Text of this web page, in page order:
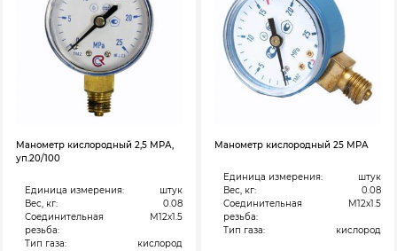
Манометр кислородный 2,5 МРА,
уп.20/100
Единица измерения:
штук
Вес, кг:
0.08
Соединительная
резьба:
М12х1.5
Тип газа:
кислород
Манометр кислородный 25 МРА
Единица измерения:
штук
Вес, кг:
0.08
Соединительная
резьба:
М12х1.5
Тип газа: кислород